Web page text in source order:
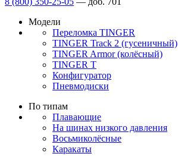
Модели
Переломка TINGER
TINGER Track 2 (гусеничный)
TINGER Armor (колёсный)
TINGER T
Конфигуратор
Пневмодиски
По типам
Плавающие
На шинах низкого давления
Восьмиколёсные
Каракаты